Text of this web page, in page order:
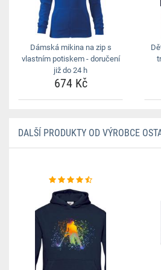
Dámská mikina na zip s
vlastním potiskem - doručení
již do 24 h
674 Kč
DALŠÍ PRODUKTY OD VÝROBCE